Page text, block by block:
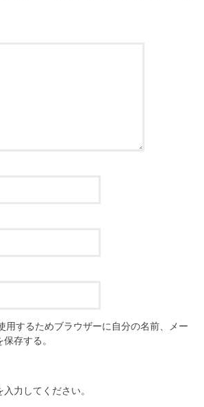
用するためブラウザーに自分の名前、メー
存する。
入力してください。